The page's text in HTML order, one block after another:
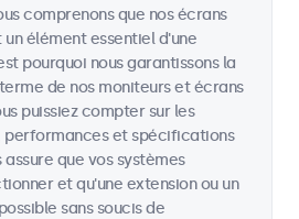
comprenons que nos écrans
élément essentiel d'une
pourquoi nous garantissons la
de nos moniteurs et écrans
puissiez compter sur les
performances et spécifications
que vos systèmes
et qu'une extension ou un
sans soucis de